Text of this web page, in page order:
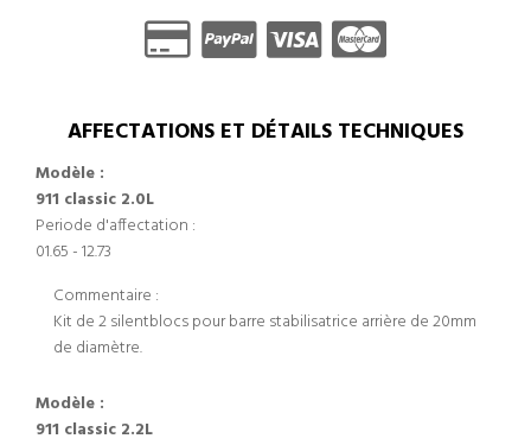
AFFECTATIONS ET DÉTAILS TECHNIQUES
Modèle :
911 classic 2.0L
Periode d'affectation :
01.65 - 12.73
Commentaire :
Kit de 2 silentblocs pour barre stabilisatrice arrière de 20mm
de diamètre.
Modèle :
911 classic 2.2L